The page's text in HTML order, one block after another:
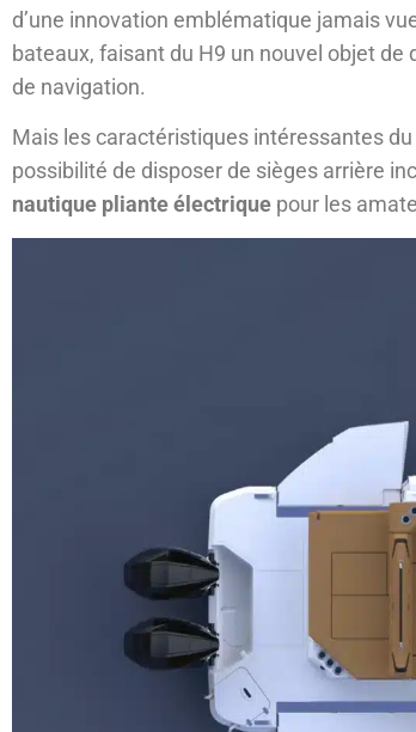
d’une innovation emblématique jamais
bateaux, faisant du H9 un nouvel objet de
de navigation.
Mais les caractéristiques intéressantes
possibilité de disposer de sièges arrière
nautique pliante électrique pour les